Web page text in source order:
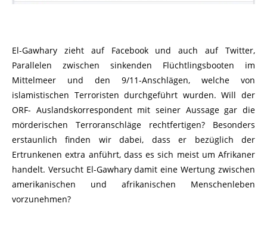
El-Gawhary zieht auf Facebook und auch auf Twitter,
Parallelen zwischen sinkenden Flüchtlingsbooten im
Mittelmeer und den 9/11-Anschlägen, welche von
islamistischen Terroristen durchgeführt wurden. Will der
ORF- Auslandskorrespondent mit seiner Aussage gar die
mörderischen Terroranschläge rechtfertigen? Besonders
erstaunlich finden wir dabei, dass er bezüglich der
Ertrunkenen extra anführt, dass es sich meist um Afrikaner
handelt. Versucht El-Gawhary damit eine Wertung zwischen
amerikanischen und afrikanischen Menschenleben
vorzunehmen?